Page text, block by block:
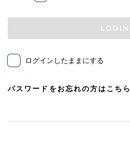
LOGIN
ログインしたままにする
パスワードをお忘れの方はこちら